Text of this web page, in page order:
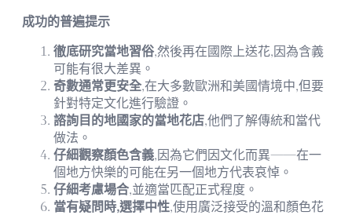
成功的普遍提示
徹底研究當地習俗,然後再在國際上送花,因為含義
可能有很大差異。
奇數通常更安全,在大多數歐洲和美國情境中,但要
針對特定文化進行驗證。
諮詢目的地國家的當地花店,他們了解傳統和當代
做法。
仔細觀察顏色含義,因為它們因文化而異——在一
個地方快樂的可能在另一個地方代表哀悼。
仔細考慮場合,並適當匹配正式程度。
當有疑問時,選擇中性,使用廣泛接受的溫和顏色花